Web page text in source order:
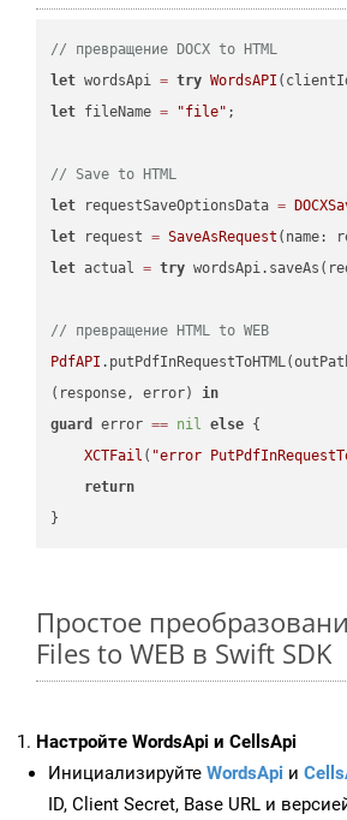
// превращение DOCX to HTML
let wordsApi = try WordsAPI
let fileName = "file" ;
// Save to HTML
let requestSaveOptionsData =
let request = SaveAsRequest (name:
let actual = try
// превращение HTML to WEB
PdfAPI
(response, error) in
guard
error == nil else {
XCTFail ( "error
return
Простое
Files to WEB в Swift SDK
Настройте WordsApi и CellsApi
Инициализируйте WordsApi и
ID, Client Secret, Base URL и